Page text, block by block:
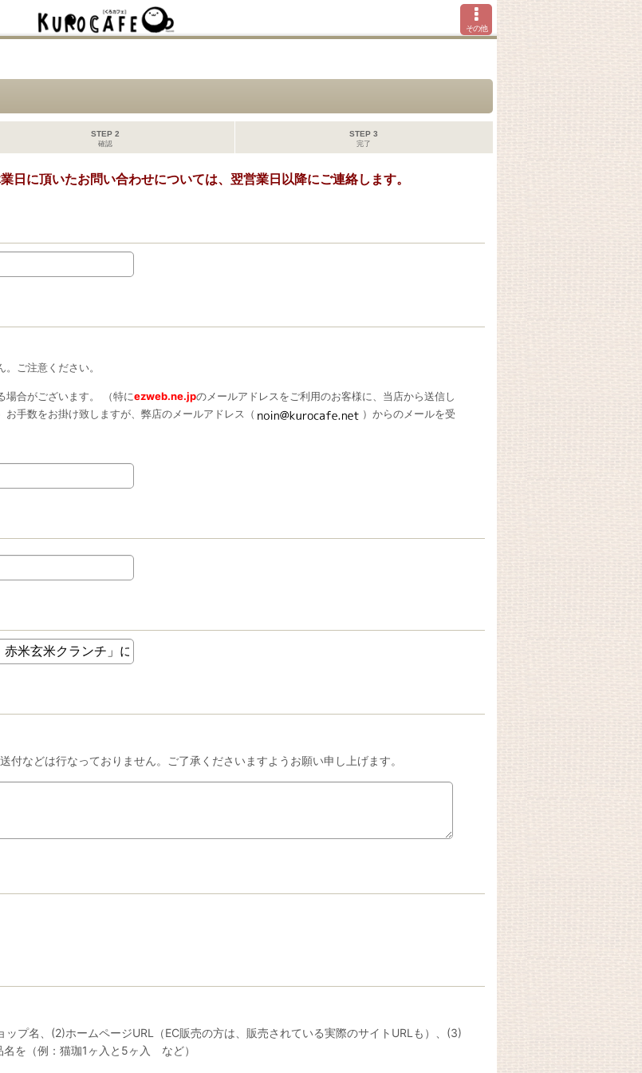
その他
STEP 2
確認
STEP 3
完了
に頂いたお問い合わせについては、翌営業日以降にご連絡します。
ご注意ください。
場合がございます。 （特にezweb.ne.jpのメールアドレスをご利用のお客様に、当店から送信し
手数をお掛け致しますが、弊店のメールアドレス（
）からのメールを受
などは行なっておりません。ご了承くださいますようお願い申し上げます。
プ名、(2)ホームページURL（EC販売の方は、販売されている実際のサイトURLも）、(3)
を（例：猫珈1ヶ入と5ヶ入 など）